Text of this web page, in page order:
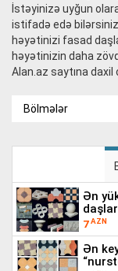
İstəyinizə uyğun
istifadə edə
həyətinizi fasad
həyətinizin daha
Alan.az saytına daxil
Bölmələr
ən yüksək keyfiyyətli tamet və aqlay
7AZN
ən keyfiyyətli tamet və aqlay daşları